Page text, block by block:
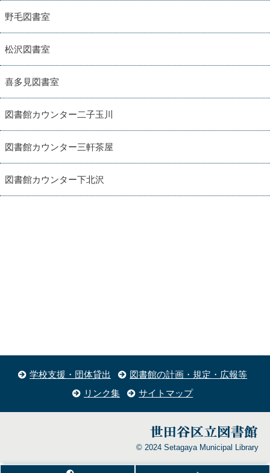
野毛図書室
松沢図書室
喜多見図書室
図書館カウンター二子玉川
図書館カウンター三軒茶屋
図書館カウンター下北沢
学校支援・団体貸出
図書館の計画・規定・広報等
リンク集
サイトマップ
© 2024 Setagaya Municipal Library